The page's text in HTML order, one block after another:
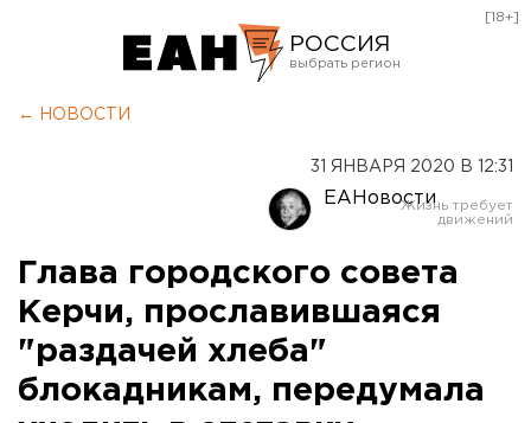
РОССИЯ
Оренбург
[18+]
← НОВОСТИ
31 ЯНВАРЯ 2020 В 12:31
ЕАНовости
Глава городского совета
Керчи, прославившаяся
"раздачей хлеба"
блокадникам, передумала